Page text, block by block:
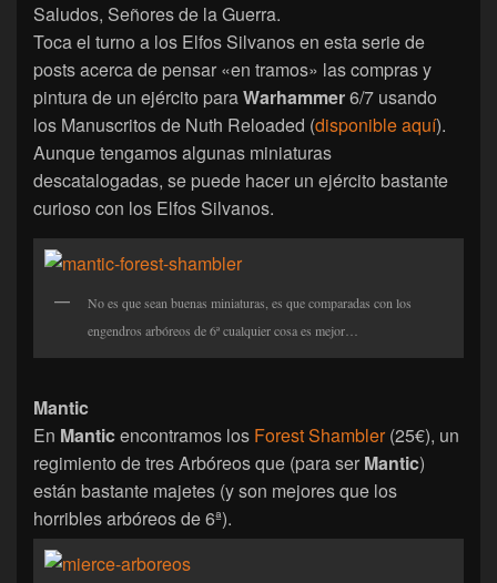
Saludos, Señores de la Guerra.
Toca el turno a los Elfos Silvanos en esta serie de
posts acerca de pensar «en tramos» las compras y
pintura de un ejército paraWarhammer6/7 usando
los Manuscritos de Nuth Reloaded (disponible aquí).
Aunque tengamos algunas miniaturas
descatalogadas, se puede hacer un ejército bastante
curioso con los Elfos Silvanos.
No es que sean buenas miniaturas, es que comparadas con los
engendros arbóreos de 6ª cualquier cosa es mejor…
Mantic
En Manticencontramos los Forest Shambler(25€), un
regimiento de tres Arbóreos que (para ser Mantic)
están bastante majetes (y son mejores que los
horribles arbóreos de 6ª).